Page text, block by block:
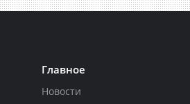
Главное
Новости